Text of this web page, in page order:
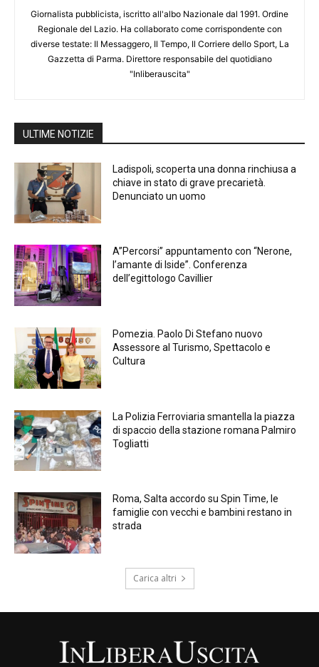
Giornalista pubblicista, iscritto all'albo Nazionale dal 1991. Ordine
Regionale del Lazio. Ha collaborato come corrispondente con
diverse testate: Il Messaggero, Il Tempo, Il Corriere dello Sport, La
Gazzetta di Parma. Direttore responsabile del quotidiano
"Inliberauscita"
ULTIME NOTIZIE
Ladispoli, scoperta una donna rinchiusa a
chiave in stato di grave precarietà.
Denunciato un uomo
A”Percorsi” appuntamento con “Nerone,
l’amante di Iside”. Conferenza
dell’egittologo Cavillier
Pomezia. Paolo Di Stefano nuovo
Assessore al Turismo, Spettacolo e
Cultura
La Polizia Ferroviaria smantella la piazza
di spaccio della stazione romana Palmiro
Togliatti
Roma, Salta accordo su Spin Time, le
famiglie con vecchi e bambini restano in
strada
Carica altri